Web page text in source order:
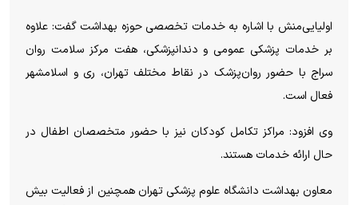
اولیایی‌منش با اشاره به خدمات تخصصی حوزه بهداشت گفت: علاوه
بر خدمات پزشکی عمومی و دندانپزشکی، هفت مرکز سلامت روان
سراج با حضور روان‌پزشک در نقاط مختلف تهران، ری و اسلامشهر
فعال است.
وی افزود: مراکز تکامل کودکان نیز با حضور متخصصان اطفال در
حال ارائه خدمات هستند.
معاون بهداشت دانشگاه علوم پزشکی تهران همچنین از فعالیت بیش